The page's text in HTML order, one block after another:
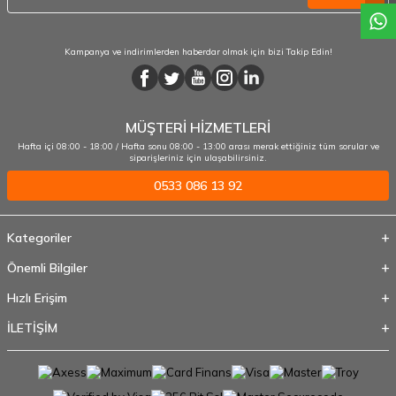
Kampanya ve indirimlerden haberdar olmak için bizi Takip Edin!
MÜŞTERİ HİZMETLERİ
Hafta içi 08:00 - 18:00 / Hafta sonu 08:00 - 13:00 arası merak ettiğiniz tüm sorular ve
siparişleriniz için ulaşabilirsiniz.
0533 086 13 92
Kategoriler
Önemli Bilgiler
Hızlı Erişim
İLETİŞİM